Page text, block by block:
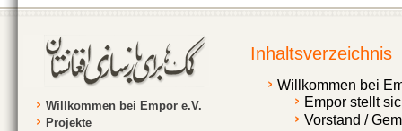
Willkommen bei Empor e.V.
Projekte
Inhaltsverzeichnis
Willkommen bei
Empor stellt
Vorstand /